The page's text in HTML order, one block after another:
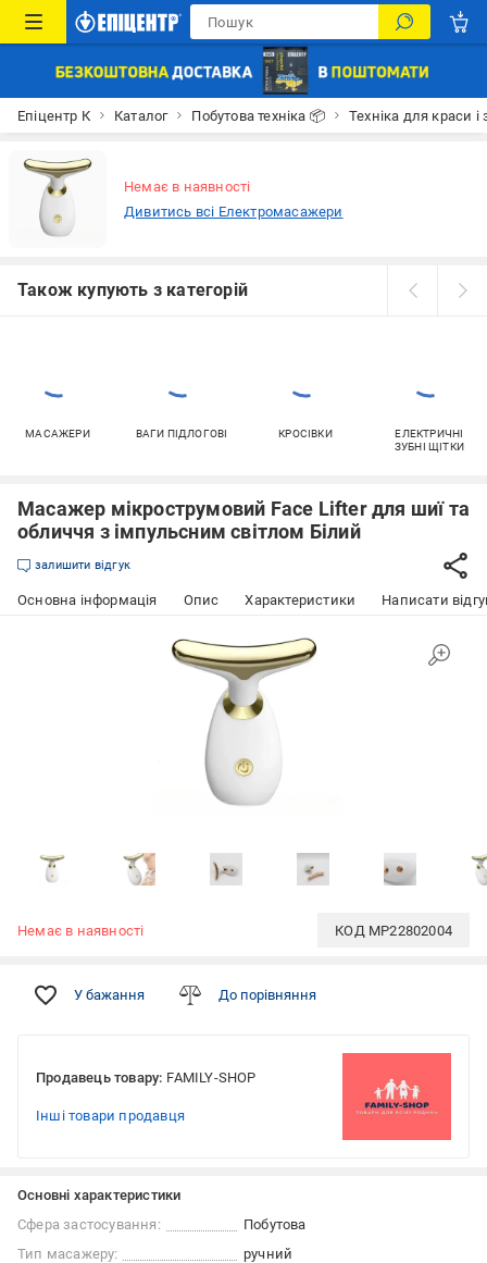
Епіцентр К Каталог Побутова техніка 📦 Техніка для краси і
Немає в наявності
Дивитись всі Електромасажери
Також купують з категорій
МАСАЖЕРИ ВАГИ ПІДЛОГОВІ КРОСІВКИ
ЕЛЕКТРИЧНІ
ЗУБНІ ЩІТКИ
Масажер мікрострумовий Face Lifter для шиї та
обличчя з імпульсним світлом Білий
залишити відгук
Основна інформація Опис Характеристики Написати
Немає в наявності КОД MP22802004
У бажання До порівняння
Продавець товару: FAMILY-SHOP
Інші товари продавця
Основні характеристики
Сфера застосування:
Побутова
Тип масажеру:
ручний